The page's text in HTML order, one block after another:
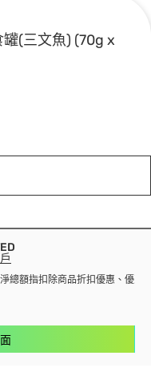
罐(三文魚) (70g x
總額指扣除商品折扣優惠、優惠